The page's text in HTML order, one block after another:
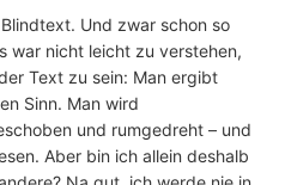
Und zwar schon so
war nicht leicht zu verstehen,
Text zu sein: Man ergibt
Sinn. Man wird
und rumgedreht – und
Aber bin ich allein deshalb